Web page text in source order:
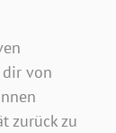
von
zurück zu